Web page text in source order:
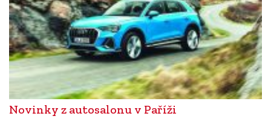
Novinky z autosalonu v Paříži